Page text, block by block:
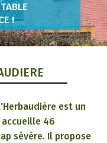
!
est un
46
sévère. Il propose